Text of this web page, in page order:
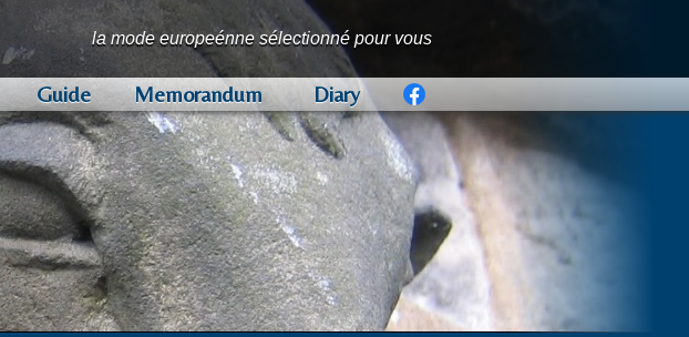
la mode europeénne sélectionné pour vous
H.LESSER & SONS
品質へのあくなきこだわりを持つ、孤高のロンドンマーチャントとして
知られています。
LEAR BROWNE & DUNSFORD
しっかりとした打ち込みの伝統的英国服地の数々は、紳士服の聖地サヴ
ィル・ロウでも高く評価されています。
W. BILL
パブロ・ピカソやヒラリー卿が愛した、カントリー服地の名門ブランド
です。
FOX BROTHERS
多くの著名人達に愛されてきた「英国フランネルの代名詞」です。
EDWIN WOODHOUSE
クオリティとファッション性の高さで知られ、世界中の名門テーラー、
高級ブランドから大きな評価を得ています。
ARISTON
ナポリの陽光のもと生み出される、色彩豊かなプレミアムコレクション
が有名です。
STYLBIELLA
「唯一無二」の革新的ファブリックコレクション
BRITANNIC COLLECTION
毎シーズン、バラエティ豊かな服地の数々で構成されるオリジナルコレ
クション。コストパフォーマンスの高さも魅力のひとつです。
OTHERS
その他の取り扱い服地ブランドです。
LUIGI BOGGIO CASERO
クレープ服地をはじめバラエティ豊かなファブリックを生産し、新製品
の開発においても定評があります。
BISCHOFF
高いデザイン性とクオリティを併せもった同社の刺繍服地の数々は、女
性たちの永遠の憧れです。
LA BOWTIQUE BOWTIES
「選び抜かれた高品質ファブリック」と「モダンでスタイリッシュなカ
ット」の融合による卓越したボウタイは、ロンドンのアトリエで創り上
げられています。
EDLESTON
1848年創業の老舗メーカーの流れを汲む、英国発の「プレミアムなアパ
レルブランド」です。
LOAKE
創業1880年。「高級紳士靴の聖地」ノーザンプトンを代表するシューメ
ーカーの一つです。
Guide
VIRTUAL TOUR
高級服地がどのように生産されているかが分かる、工場見学に出発しま
しょう！
Memorandum Diary